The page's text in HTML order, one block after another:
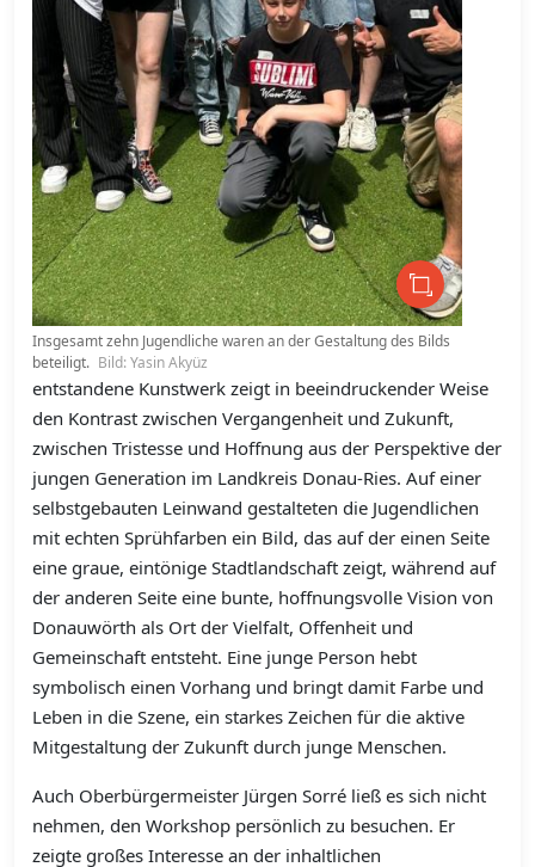
Insgesamt zehn Jugendliche waren an der Gestaltung des Bilds
beteiligt. Bild: Yasin Akyüz
entstandene Kunstwerk zeigt in beeindruckender Weise
den Kontrast zwischen Vergangenheit und Zukunft,
zwischen Tristesse und Hoffnung aus der Perspektive der
jungen Generation im Landkreis Donau-Ries. Auf einer
selbstgebauten Leinwand gestalteten die Jugendlichen
mit echten Sprühfarben ein Bild, das auf der einen Seite
eine graue, eintönige Stadtlandschaft zeigt, während auf
der anderen Seite eine bunte, hoffnungsvolle Vision von
Donauwörth als Ort der Vielfalt, Offenheit und
Gemeinschaft entsteht. Eine junge Person hebt
symbolisch einen Vorhang und bringt damit Farbe und
Leben in die Szene, ein starkes Zeichen für die aktive
Mitgestaltung der Zukunft durch junge Menschen.
Auch Oberbürgermeister Jürgen Sorré ließ es sich nicht
nehmen, den Workshop persönlich zu besuchen. Er
zeigte großes Interesse an der inhaltlichen